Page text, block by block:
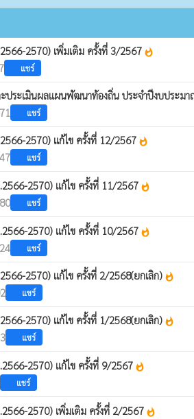
2570) เพิ่มเติม ครั้งที่ 3/2567 whatshot
แชร์
ะประเมินผลแผนพัฒนาท้องถิ่น ประจำปีงบประม
แชร์
2570) แก้ไข ครั้งที่ 12/2567 whatshot
แชร์
2570) แก้ไข ครั้งที่ 11/2567 whatshot
แชร์
2570) แก้ไข ครั้งที่ 10/2567 whatshot
แชร์
2570) แก้ไข ครั้งที่ 2/2568(ยกเลิก) whatshot
แชร์
2570) แก้ไข ครั้งที่ 1/2568(ยกเลิก) whatshot
แชร์
2570) แก้ไข ครั้งที่ 9/2567 whatshot
แชร์
2570) เพิ่มเติม ครั้งที่ 2/2567 whatshot